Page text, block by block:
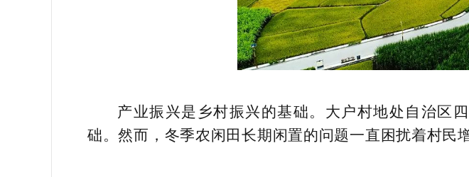
产业振兴是乡村振兴的基础。大户村地处自治区
础。然而，冬季农闲田长期闲置的问题一直困扰着村民